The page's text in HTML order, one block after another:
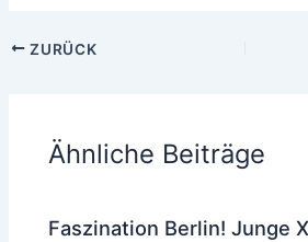
ZURÜCK
Ähnliche Beiträge
Faszination Berlin! Junge